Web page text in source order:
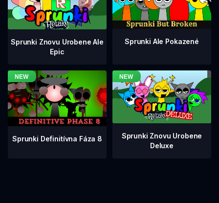
Sprunki Znovu Urobene Ale
Epic
Sprunki Ale Pokazené
Sprunki Definitívna Fáza 8
Sprunki Znovu Urobene
Deluxe